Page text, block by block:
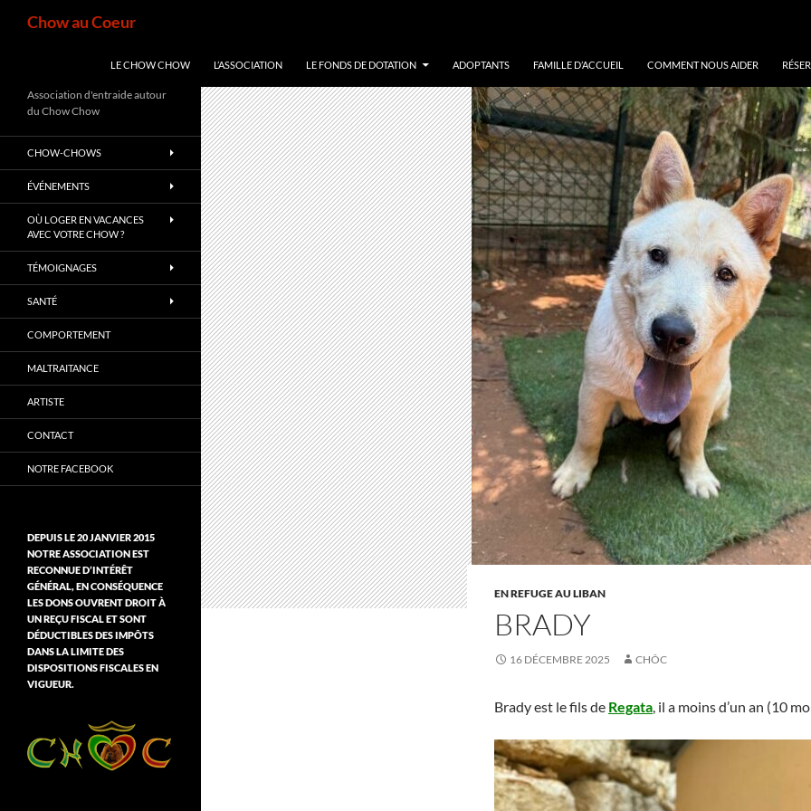
Chow au Coeur
LE CHOW CHOW L’ASSOCIATION LE FONDS DE DOTATION ADOPTANTS FAMILLE D’ACCUEIL COMMENT NOUS AIDER
EN REFUGE AU LIBAN
BRADY
16 DÉCEMBRE 2025 CHÔC
Brady est le fils de Regata, il a moins d’un an (10
Association d'entraide autour
du Chow Chow
CHOW-CHOWS
ÉVÉNEMENTS
OÙ LOGER EN VACANCES
AVEC VOTRE CHOW ?
TÉMOIGNAGES
SANTÉ
COMPORTEMENT
MALTRAITANCE
ARTISTE
CONTACT
NOTRE FACEBOOK
DEPUIS LE 20 JANVIER 2015
NOTRE ASSOCIATION EST
RECONNUE D’INTÉRÊT
GÉNÉRAL, EN CONSÉQUENCE
LES DONS OUVRENT DROIT À
UN REÇU FISCAL ET SONT
DÉDUCTIBLES DES IMPÔTS
DANS LA LIMITE DES
DISPOSITIONS FISCALES EN
VIGUEUR.